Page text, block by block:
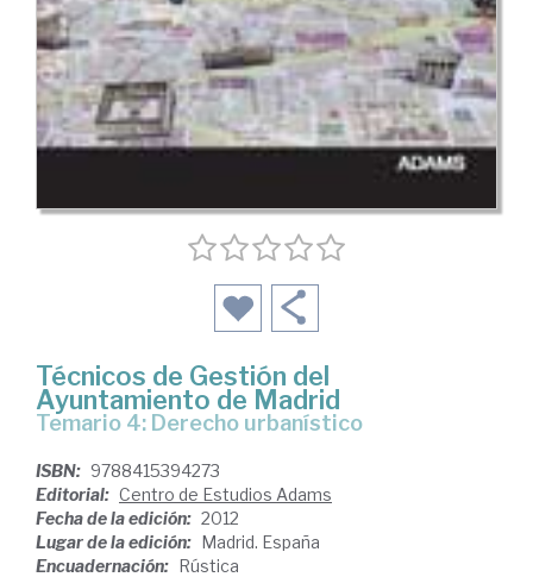
Técnicos de Gestión del
Ayuntamiento de Madrid
Temario 4: Derecho urbanístico
ISBN: 9788415394273
Editorial: Centro de Estudios Adams
Fecha de la edición: 2012
Lugar de la edición: Madrid. España
Encuadernación: Rústica